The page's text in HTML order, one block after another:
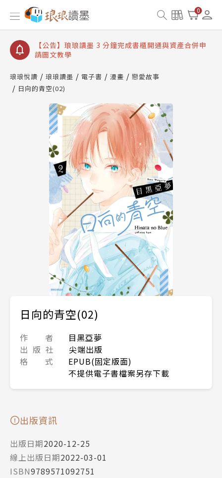
0
【公告】琅琅讀墨數位閱讀資產合併與書櫃開通申請
【公告】琅琅讀墨書櫃開通常見問題
【公告】琅琅讀墨 3 分鐘完成書櫃開通與資產合併申
請圖文教學
查詢
【公告】琅琅讀墨數位閱讀資產合併與書櫃開通申請
琅琅悅讀 琅琅讀墨 電子書 漫畫
戀愛故事
日向的青空(02)
日向的青空(02)
作 者
目黑亞夢
出 版 社
尖端出版
格 式
EPUB(固定版面)
不提供電子書檔案另存下載
出版資訊
出版日期2020-12-25
線上出版日期2022-03-01
ISBN9789571092751